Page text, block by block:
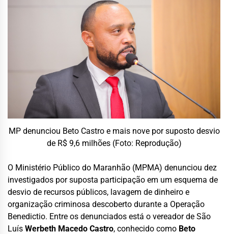
MP denunciou Beto Castro e mais nove por suposto desvio
de R$ 9,6 milhões (Foto: Reprodução)
O Ministério Público do Maranhão (MPMA) denunciou dez
investigados por suposta participação em um esquema de
desvio de recursos públicos, lavagem de dinheiro e
organização criminosa descoberto durante a Operação
Benedictio. Entre os denunciados está o vereador de São
Luís Werbeth Macedo Castro, conhecido como Beto